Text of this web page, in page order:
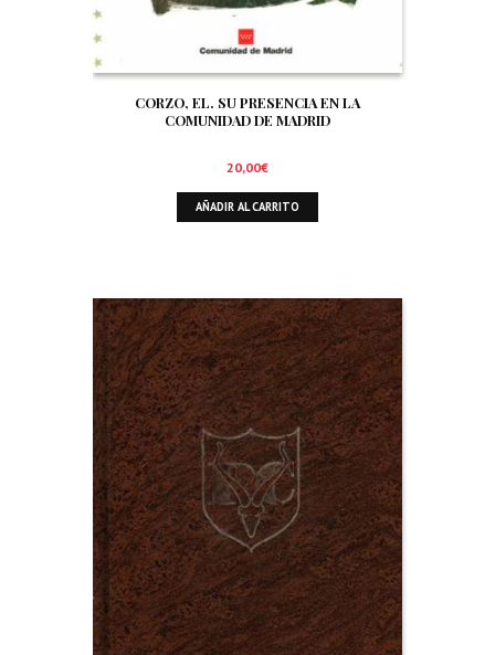
CORZO, EL. SU PRESENCIA EN LA
COMUNIDAD DE MADRID
20,00€
AÑADIR AL CARRITO